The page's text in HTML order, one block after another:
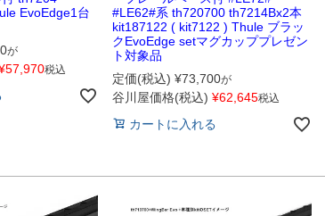
EvoEdge1台
が
57,970税込
#LE62#系 th720700 th7214Bx2本
kit187122 ( kit7122 ) Thule ブラッ
クEvoEdge setマグカッププレゼン
ト対象品
定価(税込) ¥73,700が
谷川屋価格(税込) ¥62,645税込
カートに入れる